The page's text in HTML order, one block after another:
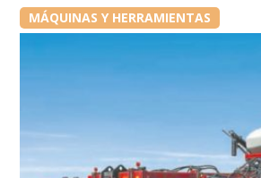
MÁQUINAS Y HERRAMIENTAS